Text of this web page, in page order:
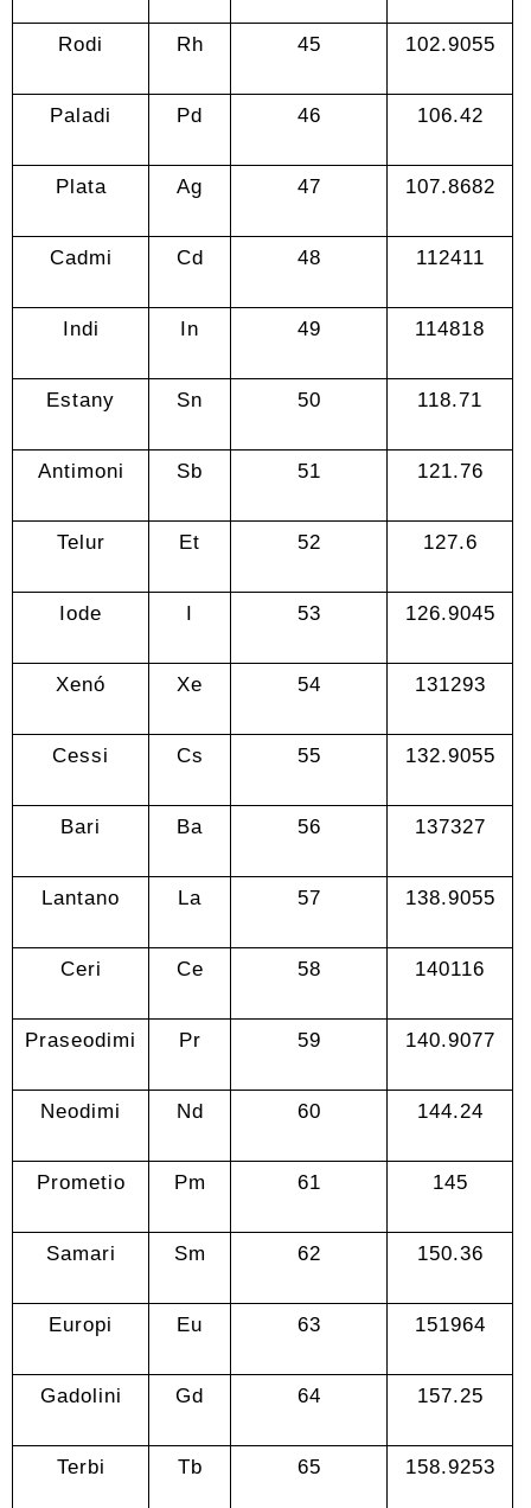
Rodi Rh 45 102.9055
Paladi Pd 46 106.42
Plata Ag 47 107.8682
Cadmi Cd 48 112411
Indi In 49 114818
Estany Sn 50 118.71
Antimoni Sb 51 121.76
Telur Et 52 127.6
Iode I 53 126.9045
Xenó Xe 54 131293
Cessi Cs 55 132.9055
Bari Ba 56 137327
Lantano La 57 138.9055
Ceri Ce 58 140116
Praseodimi Pr 59 140.9077
Neodimi Nd 60 144.24
Prometio Pm 61 145
Samari Sm 62 150.36
Europi Eu 63 151964
Gadolini Gd 64 157.25
Terbi Tb 65 158.9253